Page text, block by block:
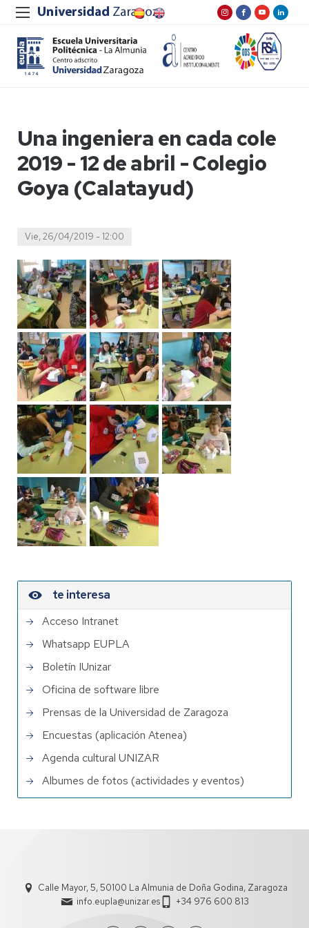
Una ingeniera en cada cole
2019 - 12 de abril - Colegio
Goya (Calatayud)
Vie, 26/04/2019 - 12:00
te interesa
Acceso Intranet
Whatsapp EUPLA
Boletín IUnizar
Oficina de software libre
Prensas de la Universidad de Zaragoza
Encuestas (aplicación Atenea)
Agenda cultural UNIZAR
Albumes de fotos (actividades y eventos)
Calle Mayor, 5, 50100 La Almunia de Doña Godina, Zaragoza
info.eupla@unizar.es
+34 976 600 813